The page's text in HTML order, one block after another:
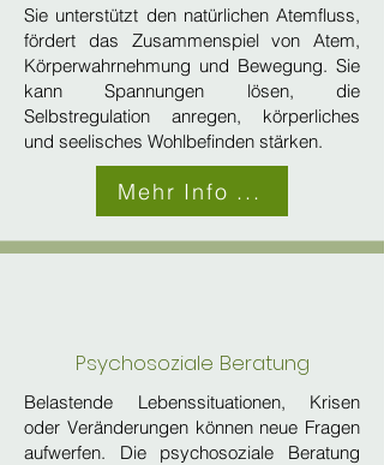
​Sie unterstützt den natürlichen Atemfluss,
fördert das Zusammenspiel von Atem,
Körperwahrnehmung und Bewegung. Sie
kann Spannungen lösen, die
Selbstregulation anregen, körperliches
und seelisches Wohlbefinden stärken.
Mehr Info ...
Psychosoziale Beratung
Belastende Lebenssituationen, Krisen
oder Veränderungen können neue Fragen
aufwerfen. Die psychosoziale Beratung